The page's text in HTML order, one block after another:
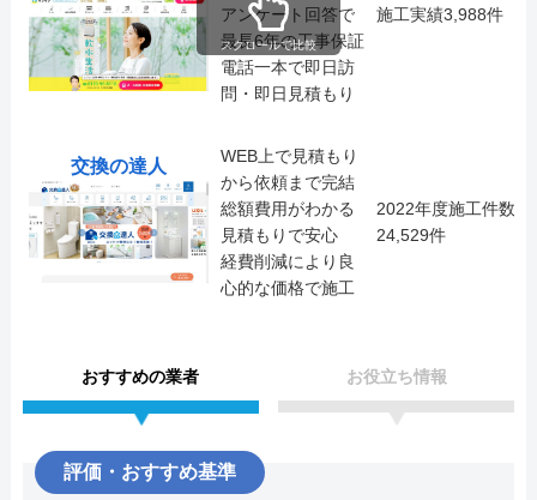
アンケート回答で
最長6年の工事保証
電話一本で即日訪
問・即日見積もり
施工実績3,988件
交換の達人
WEB上で見積もり
から依頼まで完結
総額費用がわかる
見積もりで安心
経費削減により良
心的な価格で施工
2022年度施工件数
24,529件
スクロールで比較
おすすめの業者 お役立ち情報
評価・おすすめ基準